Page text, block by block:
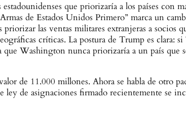
que priorizaría a los países con
de Estados Unidos Primero” marca un
las ventas militares extranjeras a socios
críticas. La postura de Trump es clara:
que Washington nunca priorizaría a un país que
de 11.000 millones. Ahora se habla de otro
de asignaciones firmado recientemente se